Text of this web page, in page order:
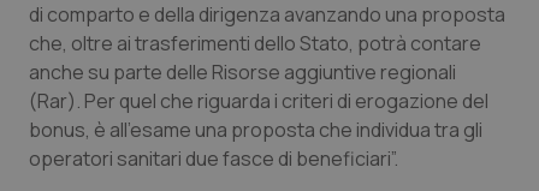
Basilicata
Calabria
Campania
Artrite & artrosi
Asma & BPCO
Car-T
QS Club Newsletter
di comparto e della dirigenza avanzando una proposta
che, oltre ai trasferimenti dello Stato, potrà contare
anche su parte delle Risorse aggiuntive regionali
(Rar). Per quel che riguarda i criteri di erogazione del
bonus, è all’esame una proposta che individua tra gli
operatori sanitari due fasce di beneficiari”.